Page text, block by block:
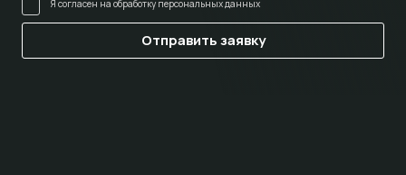
Я согласен на обработку персональных данных